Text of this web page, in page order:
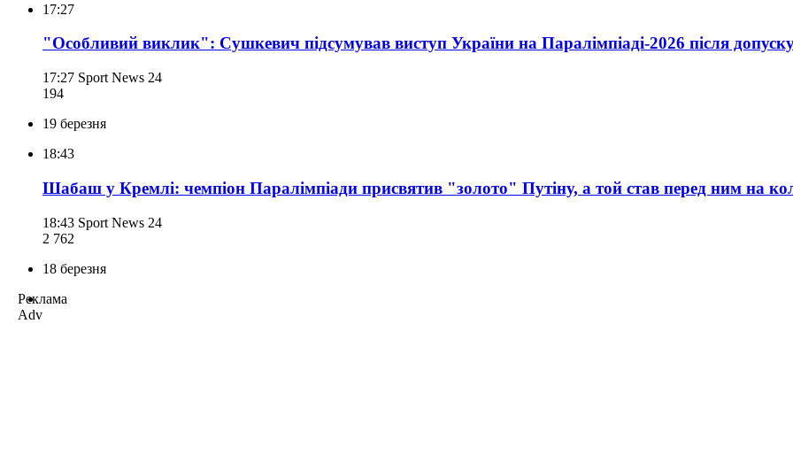
17:27
"Особливий виклик": Сушкевич підсумував виступ України на Паралімпіаді-2026 після допуску
17:27 Sport News 24
194
19 березня
18:43
Шабаш у Кремлі: чемпіон Паралімпіади присвятив "золото" Путіну, а той став перед ним на
18:43 Sport News 24
2 762
18 березня
Реклама
Adv